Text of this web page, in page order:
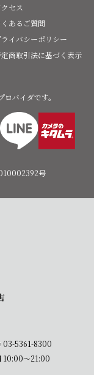
バイダです。
クセス
くあるご質問
ライバシーポリシー
商取引法に基づく表示
号
03-5361-8300
10:00〜21:00